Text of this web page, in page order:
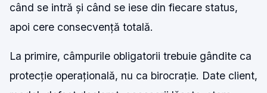
când se intră și când se iese din fiecare status,
apoi cere consecvență totală.
La primire, câmpurile obligatorii trebuie gândite ca
protecție operațională, nu ca birocrație. Date client,